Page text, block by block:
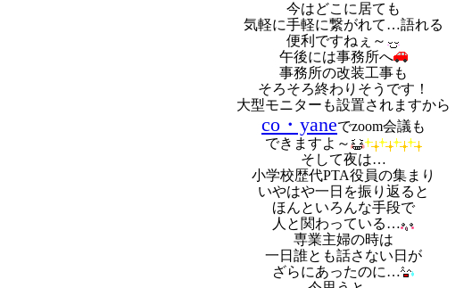
今はどこに居ても
気軽に手軽に繋がれて…語れる
便利ですねぇ～
午後には事務所へ
事務所の改装工事も
そろそろ終わりそうです！
大型モニターも設置されますから
co・yaneでzoom会議も
できますよ～
そして夜は…
小学校歴代PTA役員の集まり
いやはや一日を振り返ると
ほんといろんな手段で
人と関わっている…
専業主婦の時は
一日誰とも話さない日が
ざらにあったのに…